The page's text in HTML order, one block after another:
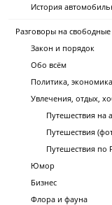
История
Разговоры на
Закон и порядок
Обо всём
Политика, экономика
Увлечения, отдых,
Путешествия на
Путешествия
Путешествия по
Юмор
Бизнес
Флора и фауна